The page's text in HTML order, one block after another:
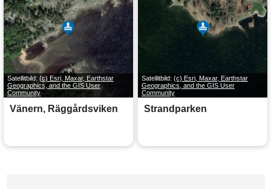
Satellitbild: (c) Esri, Maxar, Earthstar
Geographics, and the GIS User
Community
Vänern, Räggårdsviken
Satellitbild: (c) Esri, Maxar, Earthstar
Geographics, and the GIS User
Community
Strandparken